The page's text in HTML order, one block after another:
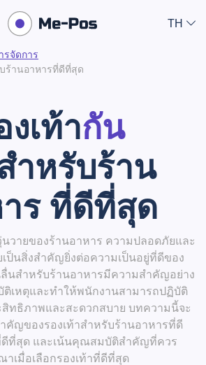
TH
รจัดการ
ร้านอาหารที่ดีที่สุด
งเท้ากัน
ำหรับร้าน
ร ที่ดีที่สุด
วายของร้านอาหาร ความปลอดภัยและ
ป็นสิ่งสำคัญยิ่งต่อความเป็นอยู่ที่ดีของ
นสำหรับร้านอาหารมีความสำคัญอย่าง
ติเหตุและทำให้พนักงานสามารถปฏิบัติ
ทธิภาพและสะดวกสบาย บทความนี้จะ
คัญของรองเท้าสำหรับร้านอาหารที่ดี
ดีที่สุด และเน้นคุณสมบัติสำคัญที่ควร
าเมื่อเลือกรองเท้าที่ดีที่สุด